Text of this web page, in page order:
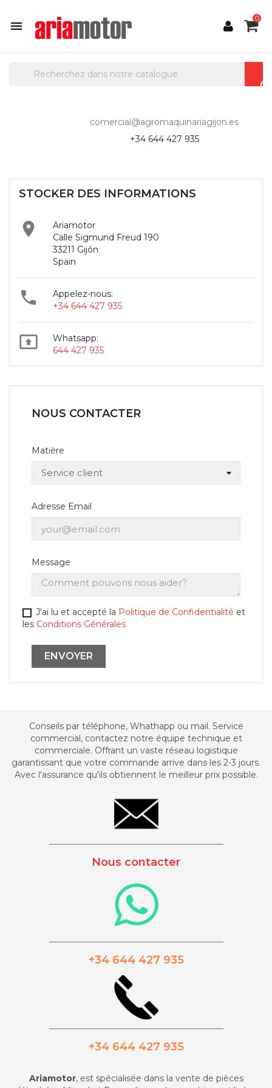

0
comercial@agromaquinariagijon.es
+34 644 427 935
STOCKER DES INFORMATIONS

Ariamotor
Calle Sigmund Freud 190
33211 Gijón
Spain

Appelez-nous:
+34 644 427 935

Whatsapp:
644 427 935
NOUS CONTACTER
Matière
Adresse Email
Message
J'ai lu et accepté la Politique de Confidentialité et
les Conditions Générales
Conseils par téléphone, Whathapp ou mail. Service
commercial, contactez notre équipe technique et
commerciale. Offrant un vaste réseau logistique
garantissant que votre commande arrive dans les 2-3 jours.
Avec l'assurance qu'ils obtiennent le meilleur prix possible.
Nous contacter
+34 644 427 935
+34 644 427 935
Ariamotor, est spécialisée dans la vente de pièces